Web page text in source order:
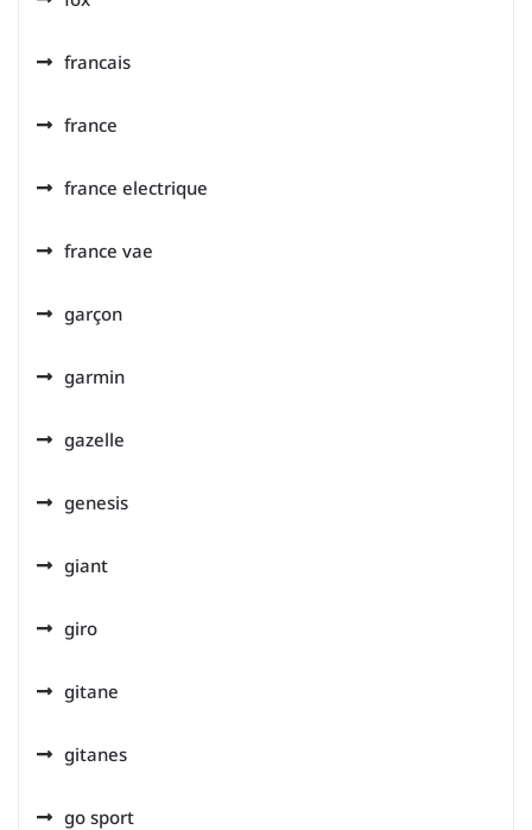
francais
france
france electrique
france vae
garçon
garmin
gazelle
genesis
giant
giro
gitane
gitanes
go sport